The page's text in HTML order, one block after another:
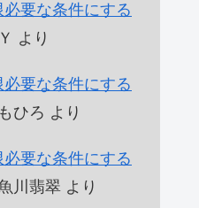
要な条件にする
より
要な条件にする
ひろ より
要な条件にする
川翡翠 より